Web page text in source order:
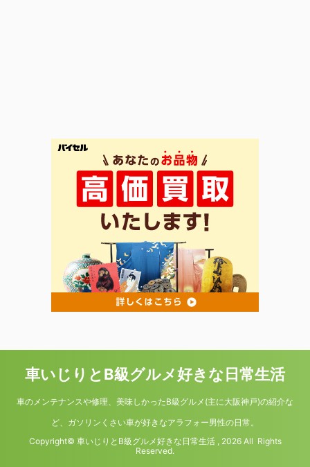
車いじりとB級グルメ好きな日常生活
車のメンテナンスや修理、美味しかったB級グルメ(主に大阪神戸)の紹介な
ど、ガソリンくさい車が好きなアラフォー男性の日常。
Copyright© 車いじりとB級グルメ好きな日常生活 , 2026 All Rights
Reserved.